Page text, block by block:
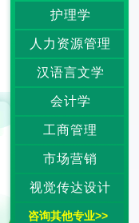
护理学
人力资源管理
汉语言文学
会计学
工商管理
市场营销
视觉传达设计
咨询其他专业>>